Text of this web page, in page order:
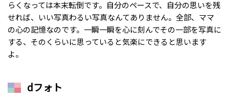
らくなっては本末転倒です。自分のペースで、自分の思いを残
せれば、いい写真わるい写真なんてありません。全部、ママ
の心の記憶なのです。一瞬一瞬を心に刻んでその一部を写真に
する、そのくらいに思っていると気楽にできると思います
よ。
dフォト